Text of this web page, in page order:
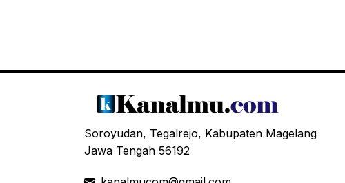
Soroyudan, Tegalrejo, Kabupaten Magelang
Jawa Tengah 56192